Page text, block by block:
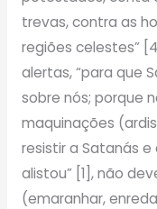
trevas, contra as
regiões celestes”
alertas, “para que
sobre nós; porque
maquinações
resistir a Satanás e
alistou” [1], não
(emaranhar,